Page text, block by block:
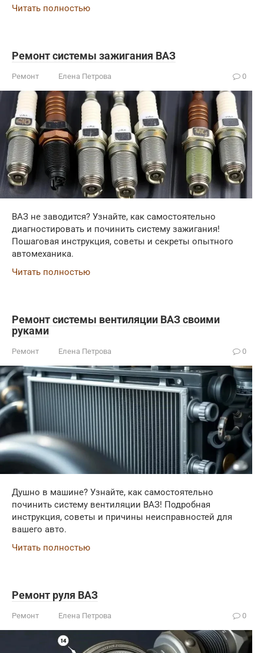
Читать полностью
Ремонт системы зажигания ВАЗ
Ремонт Елена Петрова 0
ВАЗ не заводится? Узнайте, как самостоятельно
диагностировать и починить систему зажигания!
Пошаговая инструкция, советы и секреты опытного
автомеханика.
Читать полностью
Ремонт системы вентиляции ВАЗ своими
руками
Ремонт Елена Петрова 0
Душно в машине? Узнайте, как самостоятельно
починить систему вентиляции ВАЗ! Подробная
инструкция, советы и причины неисправностей для
вашего авто.
Читать полностью
Ремонт руля ВАЗ
Ремонт Елена Петрова 0